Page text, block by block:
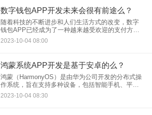
数字钱包APP开发未来会很有前途么？
随着科技的不断进步和人们生活方式的改变，数字
钱包APP已经成为了一种越来越受欢迎的支付方
式。那么，数字钱包APP开发未来是否会很有前途
呢？让我们来探讨一下：
2023-10-04 08:00
鸿蒙系统APP开发是基于安卓的么？
鸿蒙（HarmonyOS）是由华为公司开发的分布式操
作系统，旨在支持多种设备，包括智能手机、平板
电脑、智能电视、智能手表、汽车娱乐系统等。尽
管鸿蒙系统的设计灵感和某些技术元素可能与安卓
2023-10-04 08:30